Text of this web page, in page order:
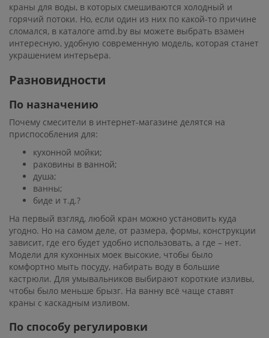
краны для воды, в которых смешиваются холодный и
горячий потоки. Но, если один из них по какой-то причине
сломался, в каталоге amd.by вы можете выбрать взамен
интересную, удобную современную модель, которая станет
украшением интерьера.
Разновидности
По назначению
Почему смесители в интернет-магазине делятся на
приспособления для:
кухонной мойки;
раковины в ванной;
душа;
ванны;
биде и т.д.?
На первый взгляд, любой кран можно установить куда
угодно. Но на самом деле, от размера, формы, конструкции
зависит, где его будет удобно использовать, а где – нет.
Модели для кухонных моек высокие, чтобы было
комфортно мыть посуду, набирать воду в большие
кастрюли. Для умывальников выбирают короткие изливы,
чтобы было меньше брызг. На ванну всё чаще ставят
краны с каскадным изливом.
По способу регулировки